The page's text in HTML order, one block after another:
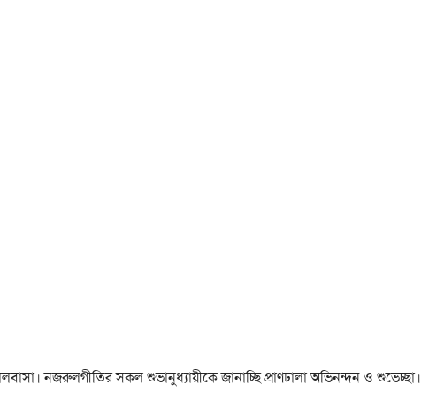
নজরুলগীতির সকল শুভানুধ্যায়ীকে জানাচ্ছি প্রাণঢালা অভিনন্দন ও শুভেচ্ছা।